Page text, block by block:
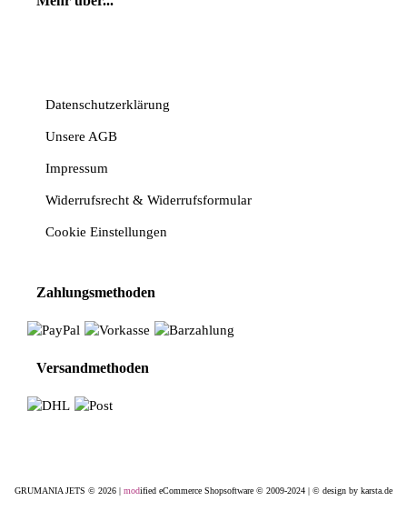
Datenschutzerklärung
Unsere AGB
Impressum
Widerrufsrecht & Widerrufsformular
Cookie Einstellungen
Zahlungsmethoden
Versandmethoden
GRUMANIA JETS © 2026 | modified eCommerce Shopsoftware © 2009-2024 | © design by karsta.de